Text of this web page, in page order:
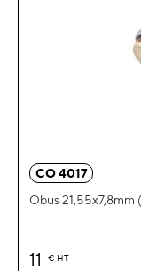
CO 4017
Obus 21,55x7,8mm
11 € HT